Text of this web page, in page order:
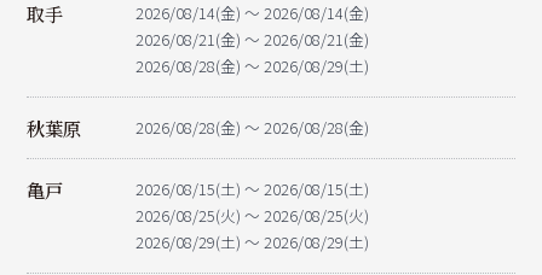
取手
2026/08/14(金) ～ 2026/08/14(金)
2026/08/21(金) ～ 2026/08/21(金)
2026/08/28(金) ～ 2026/08/29(土)
秋葉原 2026/08/28(金) ～ 2026/08/28(金)
亀戸
2026/08/15(土) ～ 2026/08/15(土)
2026/08/25(火) ～ 2026/08/25(火)
2026/08/29(土) ～ 2026/08/29(土)